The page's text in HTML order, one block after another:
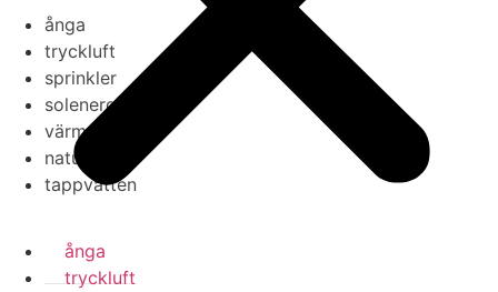
ånga
tryckluft
sprinkler
solenergi
värme & kyla
naturgas
tappvatten
ånga
tryckluft